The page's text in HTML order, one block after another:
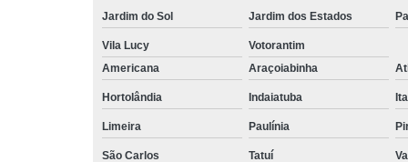
Jardim do Sol Jardim dos Estados
Vila Lucy
Votorantim
Americana
Araçoiabinha
Hortolândia Indaiatuba
Limeira Paulínia
São Carlos Tatuí